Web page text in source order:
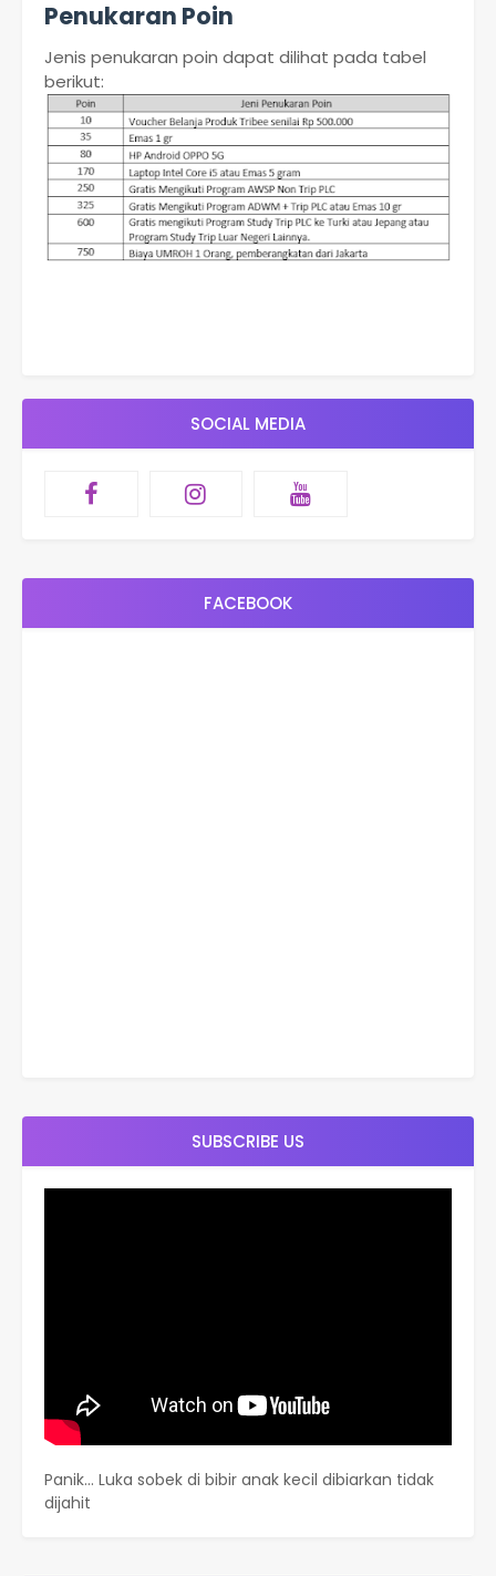
Penukaran Poin
Jenis penukaran poin dapat dilihat pada tabel
berikut:
SOCIAL MEDIA
FACEBOOK
SUBSCRIBE US
Panik… Luka sobek di bibir anak kecil dibiarkan tidak
dijahit